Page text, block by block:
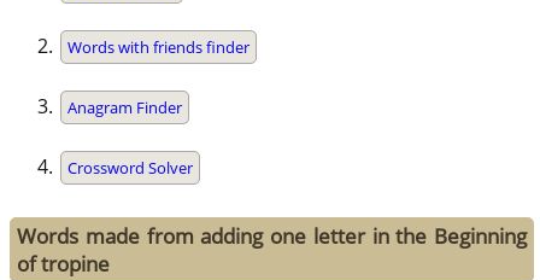
Words with friends finder
Anagram Finder
Crossword Solver
Words made from adding one letter in the Beginning
of tropine